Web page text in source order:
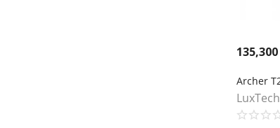
135,300
LuxTech